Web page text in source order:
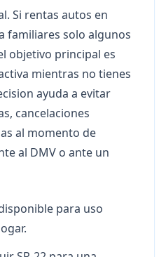
Si rentas autos en
familiares solo algunos
objetivo principal es
mientras no tienes
ayuda a evitar
cancelaciones
al momento de
al DMV o ante un
para uso